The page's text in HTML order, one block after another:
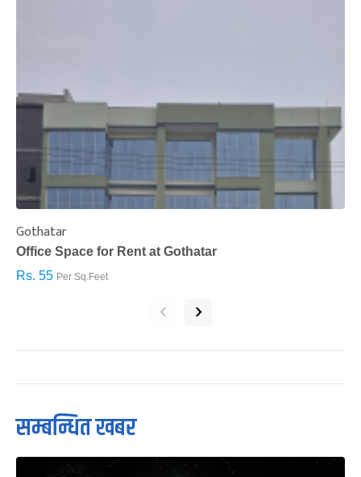
Gothatar
Office Space for Rent at Gothatar
Rs. 55 Per Sq.Feet
‹ ›
सम्बन्धित खबर